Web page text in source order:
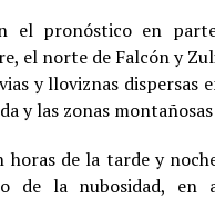
el pronóstico en
el norte de Falcón y
y lloviznas dispersas
y las zonas
horas de la tarde y
de la nubosidad, en